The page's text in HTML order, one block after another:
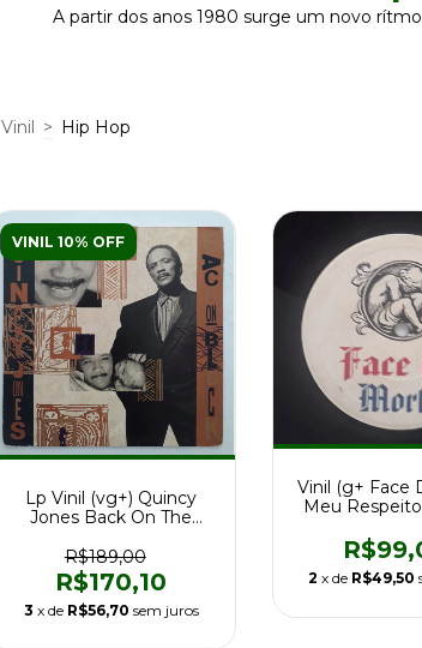
A partir dos anos 1980 surge um novo
Vinil > Hip Hop
VINIL 10% OFF
Lp Vinil (vg+) Quincy
Jones Back On The
R$189,00
R$170,10
3 x de R$56,70 sem juros
Vinil (g+ Face
Meu
2 x de R$49,50